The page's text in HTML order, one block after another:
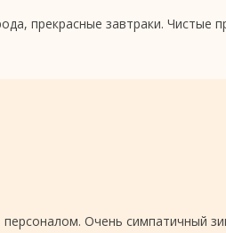
прекрасные завтраки. Чистые
Очень симпатичный